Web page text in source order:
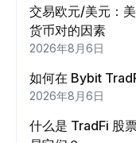
交易欧元/美元：
货币对的因素
2026年8月6日
如何在 Bybit
2026年8月6日
什么是 TradFi 股